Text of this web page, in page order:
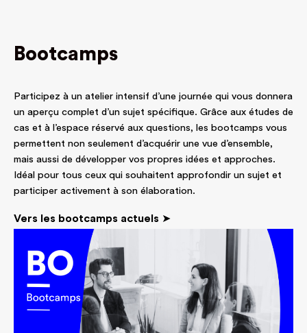
Bootcamps
Participez à un atelier intensif d’une journée qui vous donnera
un aperçu complet d’un sujet spécifique. Grâce aux études de
cas et à l’espace réservé aux questions, les bootcamps vous
permettent non seulement d’acquérir une vue d’ensemble,
mais aussi de développer vos propres idées et approches.
Idéal pour tous ceux qui souhaitent approfondir un sujet et
participer activement à son élaboration.
Vers les bootcamps actuels ➤